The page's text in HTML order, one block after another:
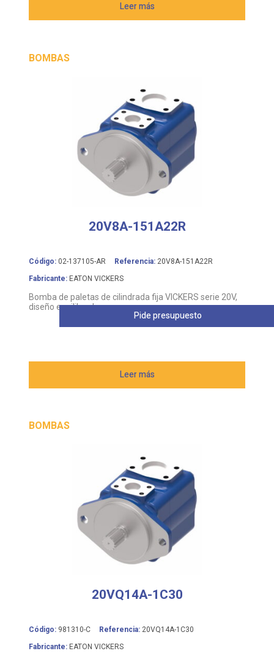
Leer más
BOMBAS
20V8A-151A22R
Código: 02-137105-AR Referencia: 20V8A-151A22R
Fabricante: EATON VICKERS
Bomba de paletas de cilindrada fija VICKERS serie 20V,
diseño equilibrado
Leer más
Pide presupuesto
BOMBAS
20VQ14A-1C30
Código: 981310-C Referencia: 20VQ14A-1C30
Fabricante: EATON VICKERS